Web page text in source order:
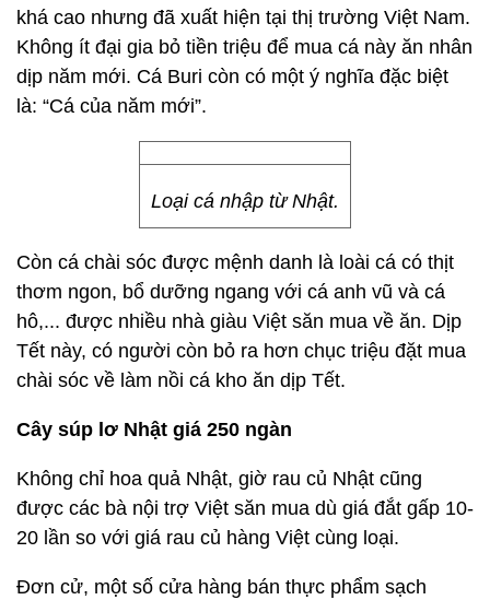
khá cao nhưng đã xuất hiện tại thị trường Việt Nam.
Không ít đại gia bỏ tiền triệu để mua cá này ăn nhân
dịp năm mới. Cá Buri còn có một ý nghĩa đặc biệt
là: “Cá của năm mới”.
Loại cá nhập từ Nhật.
Còn cá chài sóc được mệnh danh là loài cá có thịt
thơm ngon, bổ dưỡng ngang với cá anh vũ và cá
hô,... được nhiều nhà giàu Việt săn mua về ăn. Dịp
Tết này, có người còn bỏ ra hơn chục triệu đặt mua
chài sóc về làm nồi cá kho ăn dịp Tết.
Cây súp lơ Nhật giá 250 ngàn
Không chỉ hoa quả Nhật, giờ rau củ Nhật cũng
được các bà nội trợ Việt săn mua dù giá đắt gấp 10-
20 lần so với giá rau củ hàng Việt cùng loại.
Đơn cử, một số cửa hàng bán thực phẩm sạch